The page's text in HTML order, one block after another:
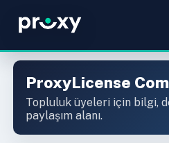
ProxyLicense
Topluluk üyeleri için bilgi,
paylaşım alanı.